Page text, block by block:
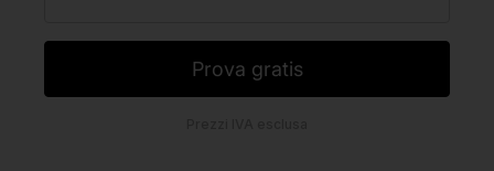
Prova gratis